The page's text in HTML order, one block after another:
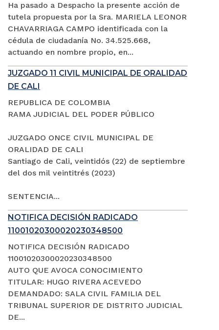
Ha pasado a Despacho la presente acción de
tutela propuesta por la Sra. MARIELA LEONOR
CHAVARRIAGA CAMPO identificada con la
cédula de ciudadanía No. 34.525.668,
actuando en nombre propio, en...
JUZGADO 11 CIVIL MUNICIPAL DE ORALIDAD
DE CALI
REPUBLICA DE COLOMBIA
RAMA JUDICIAL DEL PODER PÚBLICO
JUZGADO ONCE CIVIL MUNICIPAL DE
ORALIDAD DE CALI
Santiago de Cali, veintidós (22) de septiembre
del dos mil veintitrés (2023)
SENTENCIA...
NOTIFICA DECISIÓN RADICADO
11001020300020230348500
NOTIFICA DECISIÓN RADICADO
11001020300020230348500
AUTO QUE AVOCA CONOCIMIENTO
TITULAR: HUGO RIVERA ACEVEDO
DEMANDADO: SALA CIVIL FAMILIA DEL
TRIBUNAL SUPERIOR DE DISTRITO JUDICIAL
DE...